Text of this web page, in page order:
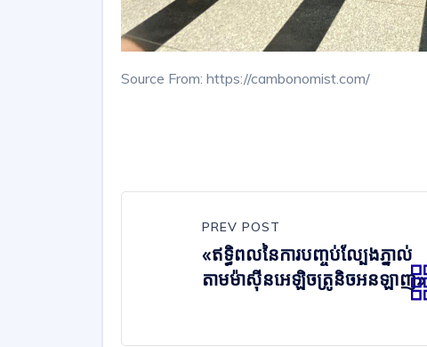
Source From: https://cambonomist.com/
PREV POST
«ឥទ្ធិពលនៃការបញ្ចប់ល្បែងភ្នាល់
តាមម៉ាស៊ីនអេឡិចត្រូនិចអនឡាញ»